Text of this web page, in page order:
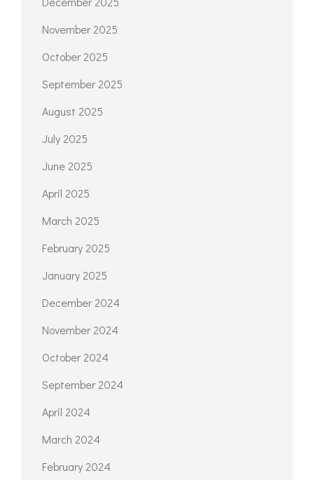
November 2025
October 2025
September 2025
August 2025
July 2025
June 2025
April 2025
March 2025
February 2025
January 2025
December 2024
November 2024
October 2024
September 2024
April 2024
March 2024
February 2024